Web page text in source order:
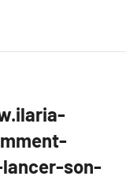
son-